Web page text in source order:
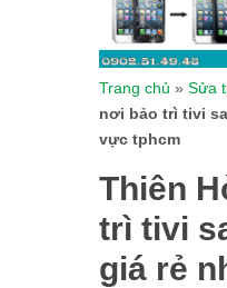
Trang chủ » Sửa
nơi bảo trì tivi
vực tphcm
Thiên
trì tivi
giá rẻ